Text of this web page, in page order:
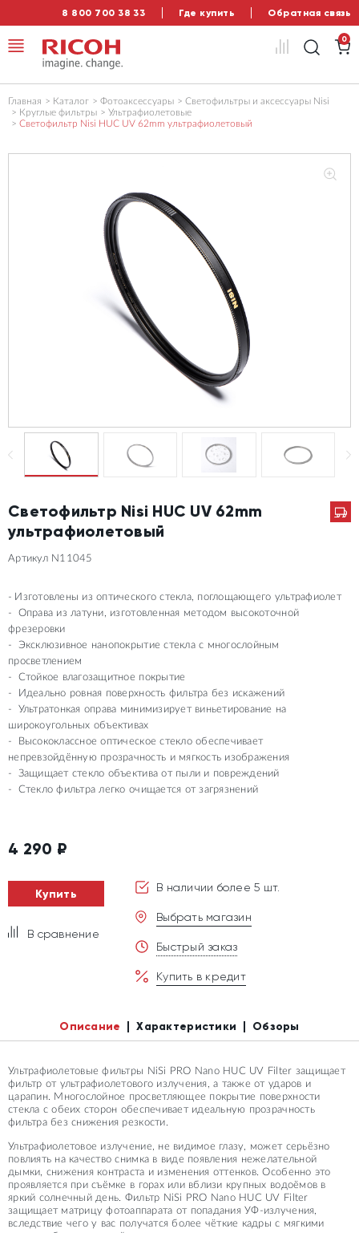
8 800 700 38 33 Где купить Обратная связь
0
Главная Каталог Фотоаксессуары
Светофильтры и аксессуары Nisi
Круглые фильтры
Ультрафиолетовые
Светофильтр Nisi HUC UV 62mm ультрафиолетовый
Светофильтр Nisi HUC UV 62mm
ультрафиолетовый
Артикул N11045
Изготовлены из оптического стекла, поглощающего ультрафиолет
Оправа из латуни, изготовленная методом высокоточной
фрезеровки
Эксклюзивное нанопокрытие стекла с многослойным
просветлением
Стойкое влагозащитное покрытие
Идеально ровная поверхность фильтра без искажений
Ультратонкая оправа минимизирует виньетирование на
широкоугольных объективах
Высококлассное оптическое стекло обеспечивает
непревзойдённую прозрачность и мягкость изображения
Защищает стекло объектива от пыли и повреждений
Стекло фильтра легко очищается от загрязнений
4 290 ₽
Купить
В сравнение
В наличии более 5 шт.
Выбрать магазин
Быстрый заказ
Купить в кредит
Описание Характеристики Обзоры
Ультрафиолетовые фильтры NiSi PRO Nano HUC UV Filter защищает
фильтр от ультрафиолетового излучения, а также от ударов и
царапин. Многослойное просветляющее покрытие поверхности
стекла с обеих сторон обеспечивает идеальную прозрачность
фильтра без снижения резкости.
Ультрафиолетовое излучение, не видимое глазу, может серьёзно
повлиять на качество снимка в виде появления нежелательной
дымки, снижения контраста и изменения оттенков. Особенно это
проявляется при съёмке в горах или вблизи крупных водоёмов в
яркий солнечный день. Фильтр NiSi PRO Nano HUC UV Filter
защищает матрицу фотоаппарата от попадания УФ-излучения,
вследствие чего у вас получатся более чёткие кадры с мягкими